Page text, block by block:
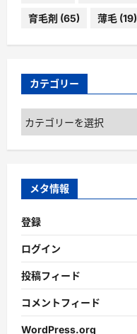
育毛剤 (65) 薄毛 (19)
カテゴリー
カ
テ
ゴ
ー
メタ情報
登録
ログイン
投稿フィード
コメントフィード
WordPress.org